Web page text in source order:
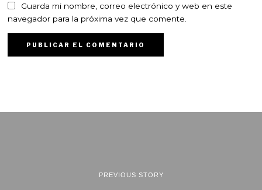
Guarda mi nombre, correo electrónico y web en este
navegador para la próxima vez que comente.
PREVIOUS STORY